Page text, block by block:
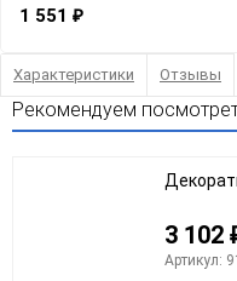
1 551 ₽
Характеристики Отзывы
Рекомендуем
3 102
Артикул: